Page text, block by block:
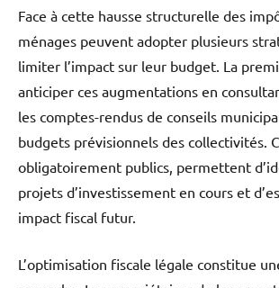
Face à cette hausse structurelle des
ménages peuvent adopter plusieurs
limiter l’impact sur leur budget. La
anticiper ces augmentations en
les comptes-rendus de conseils
budgets prévisionnels des collectivités.
obligatoirement publics, permettent
projets d’investissement en cours et
impact fiscal futur.
L’optimisation fiscale légale constitue